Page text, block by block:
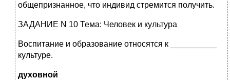
общепризнанное, что индивид стремится получить.
ЗАДАНИЕ N 10 Тема: Человек и культура
Воспитание и образование относятся к __________
культуре.
духовной